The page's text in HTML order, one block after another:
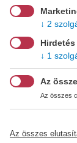
2
1
Az
Az összes
Az összes